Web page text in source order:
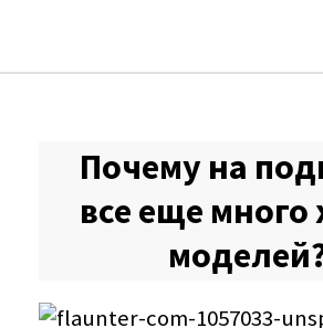
Почему на
все еще много